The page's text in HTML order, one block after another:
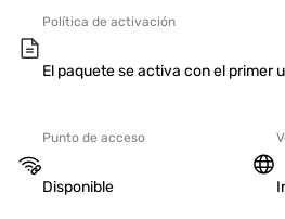
Política de activación
El paquete se activa con el primer
Punto de acceso
Disponible